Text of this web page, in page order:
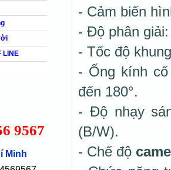
LINE
9567
Minh
- Cảm biến
- Độ phân
- Tốc độ
- Ống kính
đến 180°.
- Độ nhạy
(B/W).
- Chế độ